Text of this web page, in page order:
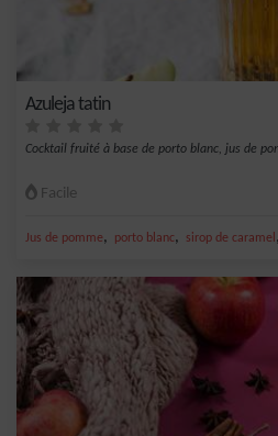
Azuleja tatin
Cocktail fruité à base de porto blanc, jus de
Facile
Jus de pomme, porto blanc, sirop de caramel ,